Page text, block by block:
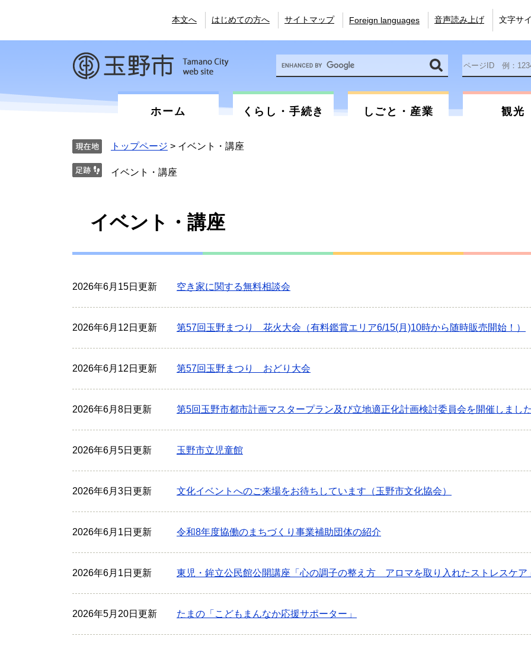
の
す。
ー
し
本文へ はじめての方へ サイトマップ Foreign languages 音声読み上げ 文字サ
カ
タ
ム
ID
を
ホーム くらし・手続き しごと・産業 観光
トップページ > イベント・講座
イベント・講座
イベント・講座
2026年6月15日更新 空き家に関する無料相談会
2026年6月12日更新 第57回玉野まつり 花火大会（有料鑑賞エリア6/15(月)10時から随時販売開始！）
2026年6月12日更新 第57回玉野まつり おどり大会
2026年6月8日更新 第5回玉野市都市計画マスタープラン及び立地適正化計画検討委員会を開催しまし
2026年6月5日更新 玉野市立児童館
2026年6月3日更新 文化イベントへのご来場をお待ちしています（玉野市文化協会）
2026年6月1日更新 令和8年度協働のまちづくり事業補助団体の紹介
2026年6月1日更新 東児・鉾立公民館公開講座「心の調子の整え方 アロマを取り入れたストレスケア
2026年5月20日更新 たまの「こどもまんなか応援サポーター」